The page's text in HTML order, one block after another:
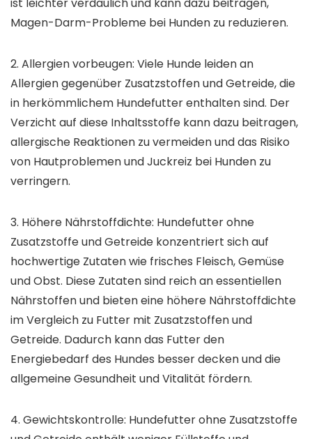
ist leichter verdaulich und kann dazu beitragen,
Magen-Darm-Probleme bei Hunden zu reduzieren.
2. Allergien vorbeugen: Viele Hunde leiden an
Allergien gegenüber Zusatzstoffen und Getreide, die
in herkömmlichem Hundefutter enthalten sind. Der
Verzicht auf diese Inhaltsstoffe kann dazu beitragen,
allergische Reaktionen zu vermeiden und das Risiko
von Hautproblemen und Juckreiz bei Hunden zu
verringern.
3. Höhere Nährstoffdichte: Hundefutter ohne
Zusatzstoffe und Getreide konzentriert sich auf
hochwertige Zutaten wie frisches Fleisch, Gemüse
und Obst. Diese Zutaten sind reich an essentiellen
Nährstoffen und bieten eine höhere Nährstoffdichte
im Vergleich zu Futter mit Zusatzstoffen und
Getreide. Dadurch kann das Futter den
Energiebedarf des Hundes besser decken und die
allgemeine Gesundheit und Vitalität fördern.
4. Gewichtskontrolle: Hundefutter ohne Zusatzstoffe